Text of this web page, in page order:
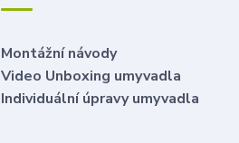
Montážní návody
Video Unboxing umyvadla
Individuální úpravy umyvadla